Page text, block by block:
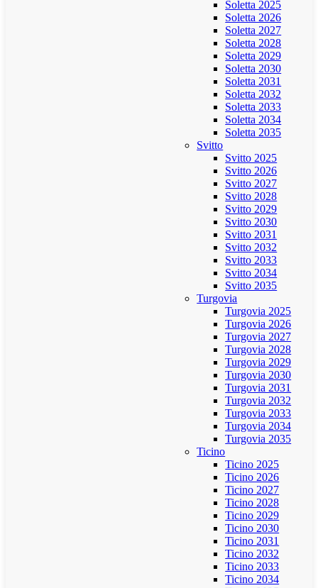
Soletta 2025
Soletta 2026
Soletta 2027
Soletta 2028
Soletta 2029
Soletta 2030
Soletta 2031
Soletta 2032
Soletta 2033
Soletta 2034
Soletta 2035
Svitto
Svitto 2025
Svitto 2026
Svitto 2027
Svitto 2028
Svitto 2029
Svitto 2030
Svitto 2031
Svitto 2032
Svitto 2033
Svitto 2034
Svitto 2035
Turgovia
Turgovia 2025
Turgovia 2026
Turgovia 2027
Turgovia 2028
Turgovia 2029
Turgovia 2030
Turgovia 2031
Turgovia 2032
Turgovia 2033
Turgovia 2034
Turgovia 2035
Ticino
Ticino 2025
Ticino 2026
Ticino 2027
Ticino 2028
Ticino 2029
Ticino 2030
Ticino 2031
Ticino 2032
Ticino 2033
Ticino 2034